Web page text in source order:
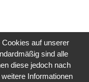
auf unserer
sind alle
diese jedoch nach
Informationen